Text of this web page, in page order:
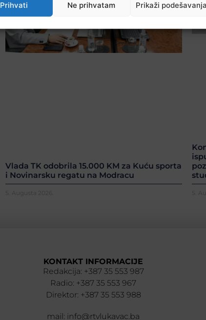
Prihvati Ne prihvatam Prikaži podešavanja
Vlada TK odobrila 15.000 KM za Kuću sporta
i Novinarsku regatu na Modracu
5. Augusta 2026. 5.
KONTAKT INFORMACIJE
Redakcija: +387 35 553 987
Radio: +387 35 553 967
Direktor: +387 35 553 988
mail: info@rtvlukavac.ba